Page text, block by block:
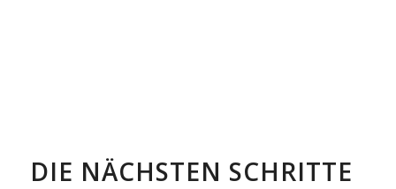
DIE NÄCHSTEN SCHRITTE